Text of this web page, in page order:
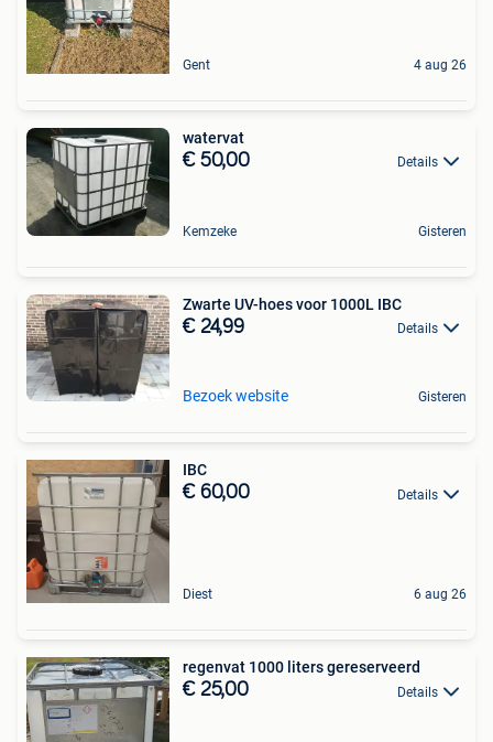
Gent 4 aug 26
watervat
€ 50,00 Details
Kemzeke Gisteren
Zwarte UV-hoes voor 1000L IBC
€ 24,99 Details
Bezoek website Gisteren
IBC
€ 60,00 Details
Diest 6 aug 26
regenvat 1000 liters gereserveerd
€ 25,00 Details